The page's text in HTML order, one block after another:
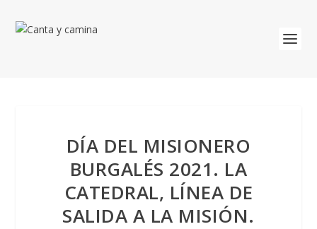
DÍA DEL MISIONERO
BURGALÉS 2021. LA
CATEDRAL, LÍNEA DE
SALIDA A LA MISIÓN.